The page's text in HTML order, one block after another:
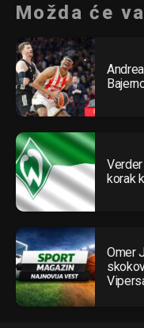
Možda će
korak
Omer